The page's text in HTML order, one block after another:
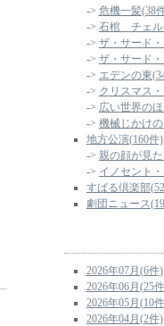
-> 危機一髪(38
-> 石棺 チェル
-> ザ・サード
-> ザ・サード
-> エデンの東
-> クリスマス
-> 広い世界の
-> 機械じかけ
地方公演(160件)
-> 親の顔が見
-> イノセント
すばる倶楽部
劇団ニュース
2026年07月(6件)
2026年06月(25
2026年05月(10
2026年04月(2件)